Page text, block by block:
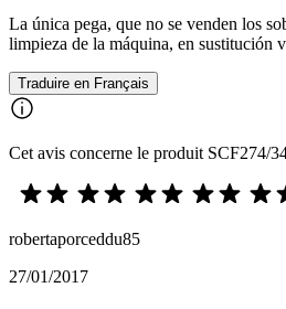
La única pega, que no se venden los
limpieza de la máquina, en sustitución
Traduire en Français
Cet avis concerne le produit SCF274/
robertaporceddu85
27/01/2017